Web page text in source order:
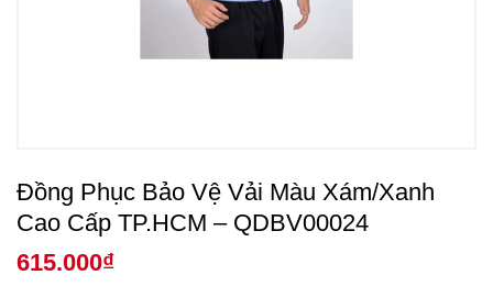
Đồng Phục Bảo Vệ Vải Màu Xám/Xanh
Cao Cấp TP.HCM – QDBV00024
615.000₫